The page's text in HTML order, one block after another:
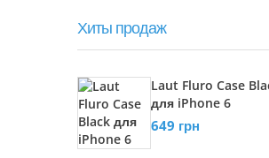
Хиты продаж
Laut Fluro Case
для iPhone 6
649 грн